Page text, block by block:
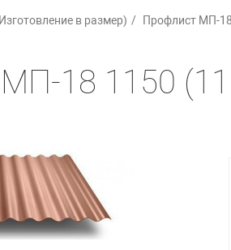
в размер) Профлист МП-
18 1150